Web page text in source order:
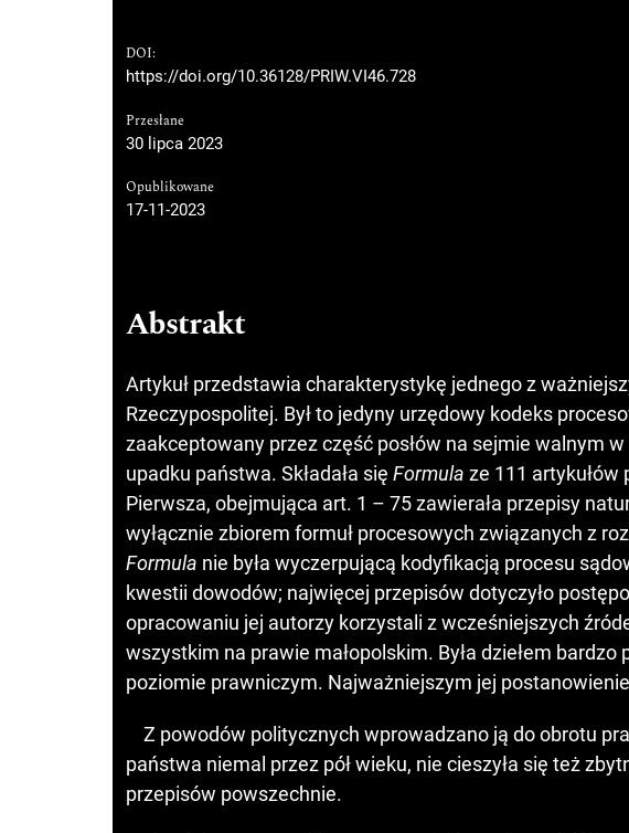
DOI:
https://doi.org/10.36128/PRIW.VI46.728
Przesłane
30 lipca 2023
Opublikowane
17-11-2023
Abstrakt
Artykuł przedstawia charakterystykę jednego z
Rzeczypospolitej. Był to jedyny urzędowy kodeks
zaakceptowany przez część posłów na sejmie walnym
upadku państwa. Składała się Formula ze 111 artykułów
Pierwsza, obejmująca art. 1 – 75 zawierała przepisy
wyłącznie zbiorem formuł procesowych związanych z
Formula nie była wyczerpującą kodyfikacją procesu
kwestii dowodów; najwięcej przepisów dotyczyło
opracowaniu jej autorzy korzystali z wcześniejszych
wszystkim na prawie małopolskim. Była dziełem
poziomie prawniczym. Najważniejszym jej
Z powodów politycznych wprowadzano ją do obrotu
państwa niemal przez pół wieku, nie cieszyła się też
przepisów powszechnie.